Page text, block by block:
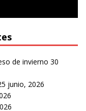
de invierno 30
junio, 2026